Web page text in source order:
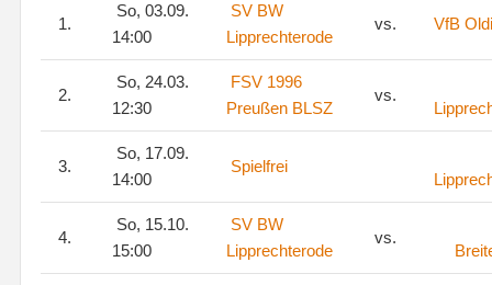
1.
So, 03.09.
14:00
SV BW
Lipprechterode
vs. VfB
2.
So, 24.03.
12:30
FSV 1996
Preußen BLSZ
vs.
3.
So, 17.09.
14:00
Spielfrei
4.
So, 15.10.
15:00
SV BW
Lipprechterode
vs.